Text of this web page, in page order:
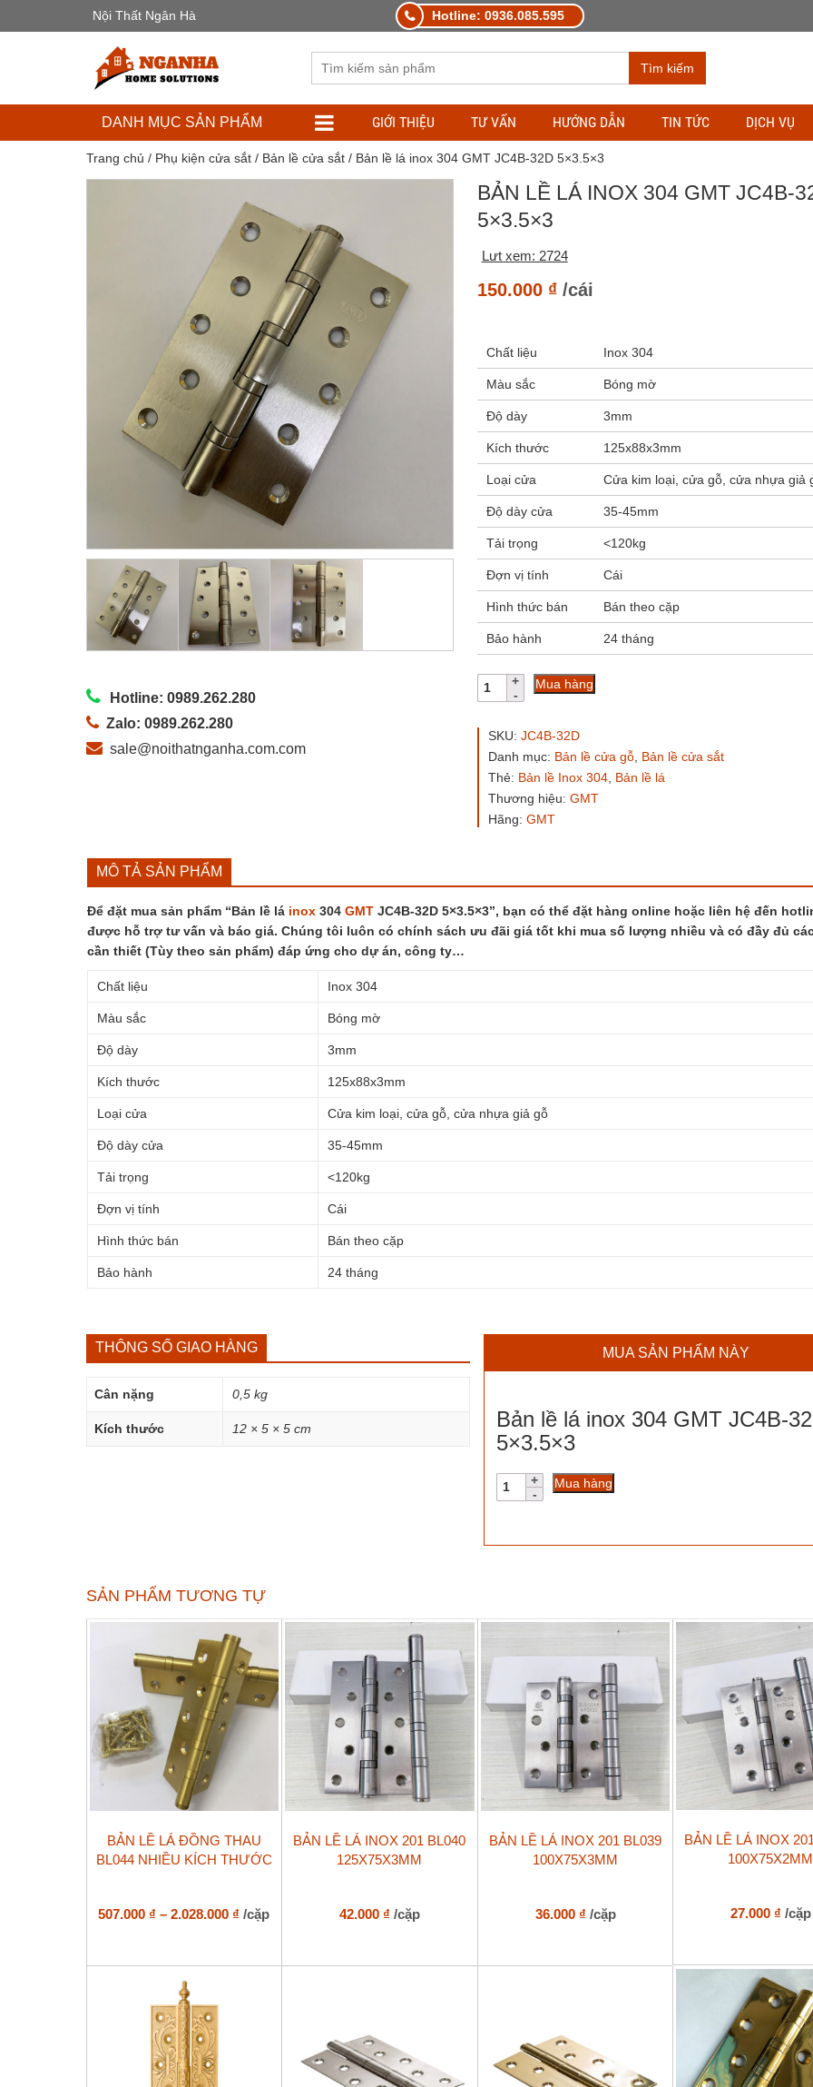
Nội Thất Ngân Hà Hotline: 0936.085.595
Tìm kiếm
DANH MỤC SẢN PHẨM GIỚI THIỆU TƯ VẤN HƯỚNG DẪN TIN TỨC DỊCH VỤ
Trang chủ / Phụ kiện cửa sắt/ Bản lề cửa sắt/ Bản lề lá inox 304 GMT JC4B-32D 5×3.5×3
Hotline: 0989.262.280
Zalo: 0989.262.280
sale@noithatnganha.com.com
BẢN LỀ LÁ INOX 304 GMT JC4B-
5×3.5×3
Lưt xem: 2724
150.000 ₫ /cái
Chất liệu Inox 304
Màu sắc Bóng mờ
Độ dày 3mm
Kích thước 125x88x3mm
Loại cửa Cửa kim loại, cửa gỗ, cửa nhựa giả
Độ dày cửa 35-45mm
Tải trọng <120kg
Đợn vị tính Cái
Hình thức bán Bán theo cặp
Bảo hành 24 tháng
Bản
inox
GMT
JC4B-
32D
5x3.5x3
số
Mua hàng
SKU: JC4B-32D
Danh mục: Bản lề cửa gỗ, Bản lề cửa sắt
Thẻ: Bản lề Inox 304, Bản lề lá
Thương hiệu: GMT
Hãng: GMT
MÔ TẢ SẢN PHẨM
Để đặt mua sản phẩm “Bản lề lá inox304 GMTJC4B-32D 5×3.5×3”, bạn có thể đặt hàng online hoặc liên hệ đến
được hỗ trợ tư vấn và báo giá. Chúng tôi luôn có chính sách ưu đãi giá tốt khi mua số lượng nhiều và có đầy đủ
cần thiết (Tùy theo sản phẩm) đáp ứng cho dự án, công ty…
Chất liệu Inox 304
Màu sắc Bóng mờ
Độ dày 3mm
Kích thước 125x88x3mm
Loại cửa Cửa kim loại, cửa gỗ, cửa nhựa giả gỗ
Độ dày cửa 35-45mm
Tải trọng <120kg
Đợn vị tính Cái
Hình thức bán Bán theo cặp
Bảo hành 24 tháng
THÔNG SỐ GIAO HÀNG
Cân nặng 0,5 kg
Kích thước 12 × 5 × 5 cm
MUA SẢN PHẨM NÀY
Bản lề lá inox 304 GMT JC4B-
5×3.5×3
Bản
304
Mua hàng
SẢN PHẨM TƯƠNG TỰ
phẩm
này
biến
tùy
BẢN LỀ LÁ ĐỒNG THAU
BL044 NHIỀU KÍCH THƯỚC
507.000 ₫ – 2.028.000 ₫ Khoảng
507.000 ₫
/cặp
BẢN LỀ LÁ INOX 201 BL040
125X75X3MM
42.000 ₫ /cặp
BẢN LỀ LÁ INOX 201 BL039
100X75X3MM
36.000 ₫ /cặp
BẢN LỀ LÁ INOX
100X75X2MM
27.000 ₫ /cặp